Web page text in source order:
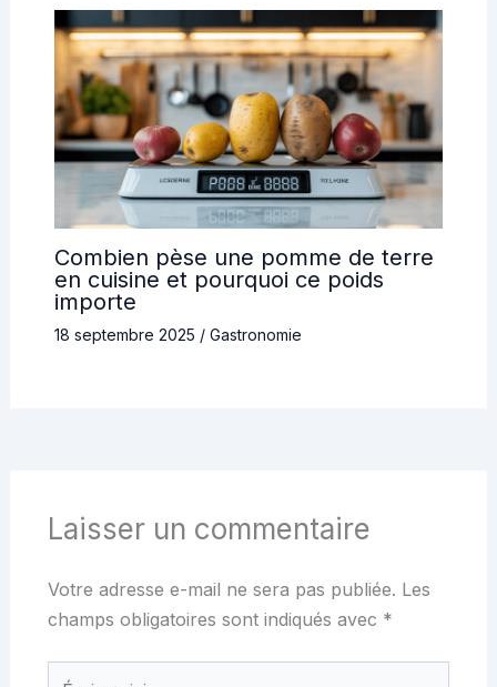
Combien pèse une pomme de terre
en cuisine et pourquoi ce poids
importe
18 septembre 2025 / Gastronomie
Laisser un commentaire
Votre adresse e-mail ne sera pas publiée. Les
champs obligatoires sont indiqués avec *
Écrivez